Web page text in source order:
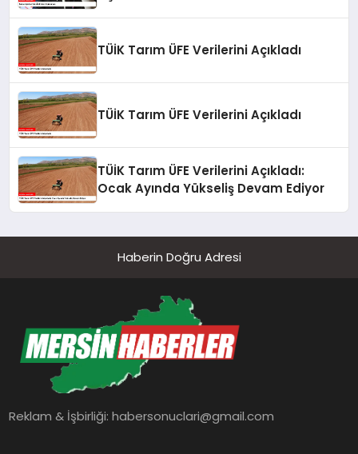
TÜİK Tarım ÜFE Verilerini Açıkladı
TÜİK Tarım ÜFE Verilerini Açıkladı
TÜİK Tarım ÜFE Verilerini Açıkladı:
Ocak Ayında Yükseliş Devam Ediyor
Haberin Doğru Adresi
Reklam & İşbirliği:habersonuclari@gmail.com